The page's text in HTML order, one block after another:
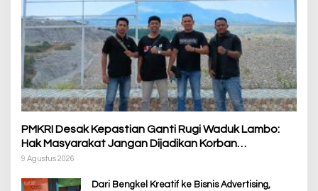
PMKRI Desak Kepastian Ganti Rugi Waduk Lambo:
Hak Masyarakat Jangan Dijadikan Korban
Pembangunan PSN
9 Agustus 2026
Dari Bengkel Kreatif ke Bisnis Advertising,